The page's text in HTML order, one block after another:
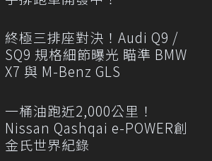
終極三排座對決！Audi Q9 /
SQ9 規格細節曝光 瞄準 BMW
X7 與 M-Benz GLS
一桶油跑近2,000公里！
Nissan Qashqai e-POWER創
金氏世界紀錄